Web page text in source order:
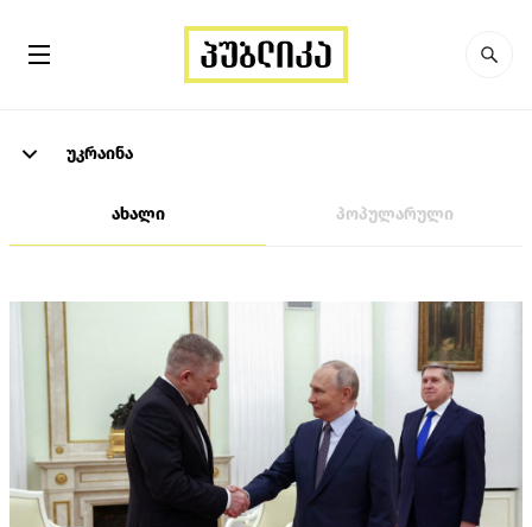
უკრაინა
ახალი პოპულარული